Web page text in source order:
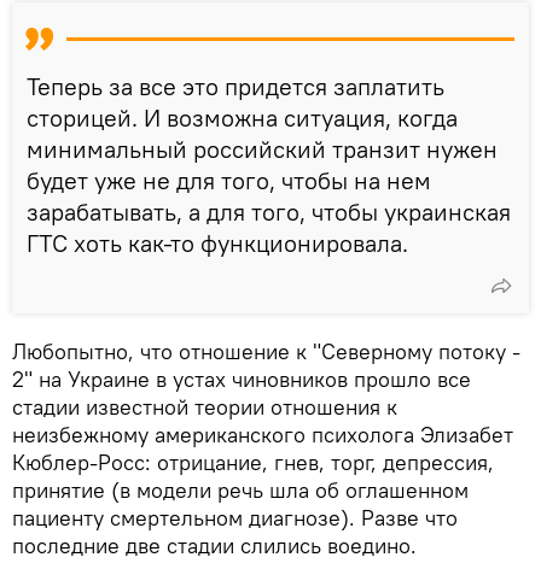
Теперь за все это придется заплатить
сторицей. И возможна ситуация, когда
минимальный российский транзит нужен
будет уже не для того, чтобы на нем
зарабатывать, а для того, чтобы украинская
ГТС хоть как-то функционировала.
Любопытно, что отношение к "Северному потоку -
2" на Украине в устах чиновников прошло все
стадии известной теории отношения к
неизбежному американского психолога Элизабет
Кюблер-Росс: отрицание, гнев, торг, депрессия,
принятие (в модели речь шла об оглашенном
пациенту смертельном диагнозе). Разве что
последние две стадии слились воедино.